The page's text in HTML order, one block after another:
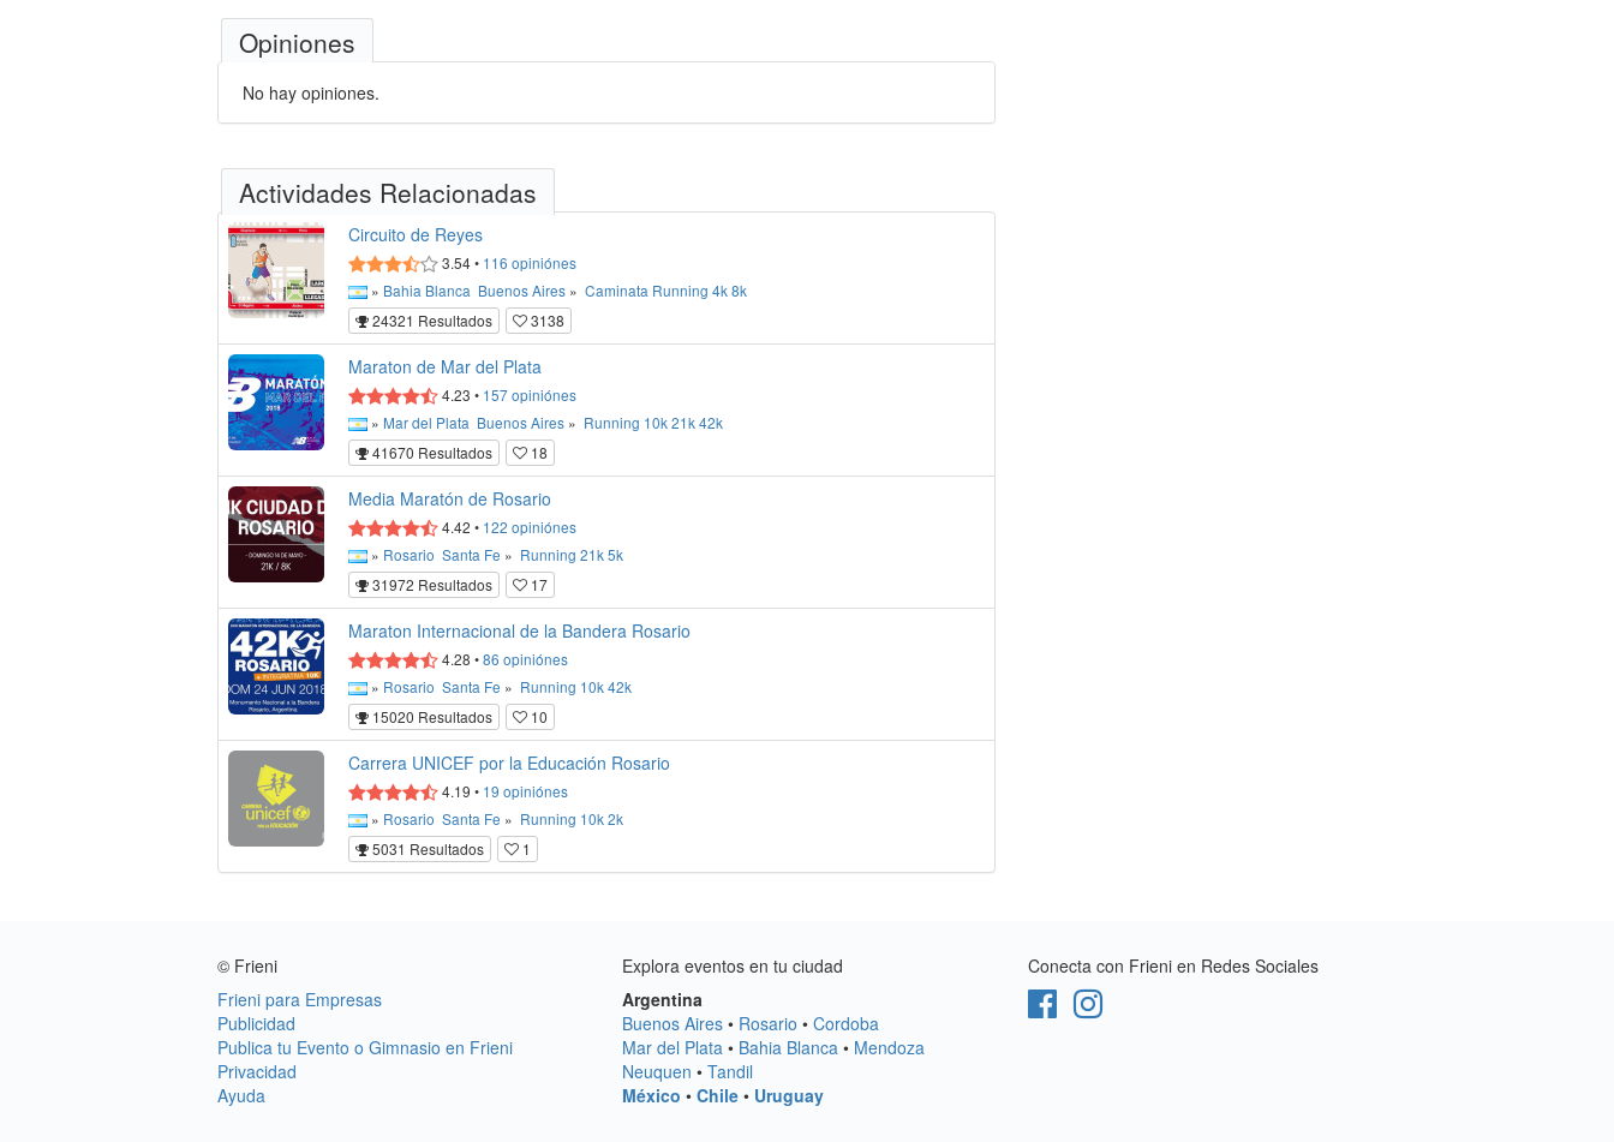
Opiniones
No hay opiniones.
Actividades Relacionadas
Circuito de Reyes
3.54• 116 opiniónes
» Bahia Blanca Buenos Aires » Caminata Running 4k8k
24321 Resultados
3138
Maraton de Mar del Plata
4.23 • 157opiniónes
» Mar del Plata Buenos Aires » Running 10k21k42k
41670 Resultados
18
Media Maratón de Rosario
4.42 • 122 opiniónes
» Rosario Santa Fe » Running 21k5k
31972 Resultados
17
Maraton Internacional de la Bandera Rosario
4.28 •86 opiniónes
» Rosario Santa Fe » Running 10k42k
15020 Resultados
10
Carrera UNICEF por la Educación Rosario
4.19 • 19 opiniónes
» Rosario Santa Fe » Running 10k2k
5031 Resultados
1
© Frieni
Frieni para Empresas
Publicidad
Publica tu Evento o Gimnasio en Frieni
Privacidad
Ayuda
Explora eventos en tu ciudad
Argentina
Buenos Aires • Rosario •Cordoba
Mar del Plata • Bahia Blanca • Mendoza
Neuquen •Tandil
México •Chile • Uruguay
Conecta con Frieni en Redes Sociales